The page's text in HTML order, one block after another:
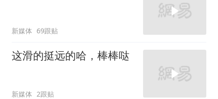
新媒体 69跟贴
这滑的挺远的哈，棒棒哒
新媒体 2跟贴